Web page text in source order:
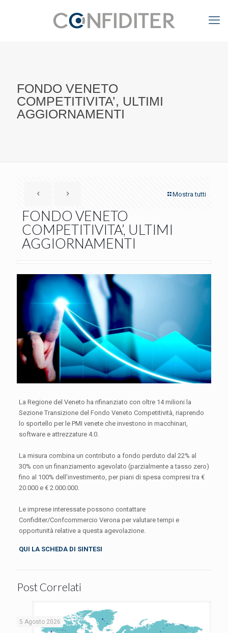
FONDO VENETO
COMPETITIVITA’, ULTIMI
AGGIORNAMENTI
Mostra tutti
FONDO VENETO
COMPETITIVITA’, ULTIMI
AGGIORNAMENTI
La Regione del Veneto ha rifinanziato con oltre 14 milioni la
Sezione Transizione del Fondo Veneto Competitività, riaprendo
lo sportello per le PMI venete che investono in macchinari,
software e attrezzature 4.0.
La misura combina un contributo a fondo perduto dal 22% al
30% con un finanziamento agevolato (parzialmente a tasso zero)
fino al 100% dell’investimento, per piani di spesa compresi tra €
20.000 e € 2.000.000.
Le imprese interessate possono contattare
Confiditer/Confcommercio Verona per valutare tempi e
opportunità relative a questa agevolazione.
QUI LA SCHEDA DI SINTESI
Post Correlati
5 Agosto 2026